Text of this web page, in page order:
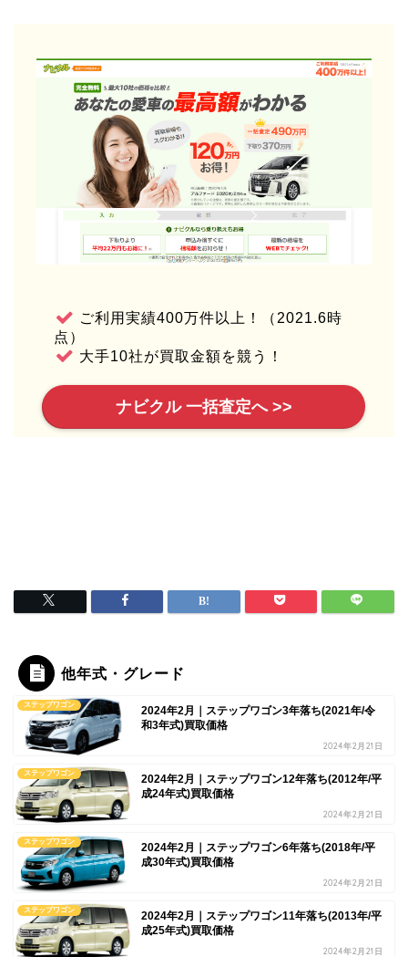
ご利用実績400万件以上！（2021.6時
点）
大手10社が買取金額を競う！
ナビクル 一括査定へ >>
他年式・グレード
ステップワゴン
2024年2月｜ステップワゴン3年落ち(2021年/令
和3年式)買取価格
2024年2月21日
ステップワゴン
2024年2月｜ステップワゴン12年落ち(2012年/平
成24年式)買取価格
2024年2月21日
ステップワゴン
2024年2月｜ステップワゴン6年落ち(2018年/平
成30年式)買取価格
2024年2月21日
ステップワゴン
2024年2月｜ステップワゴン11年落ち(2013年/平
成25年式)買取価格
2024年2月21日